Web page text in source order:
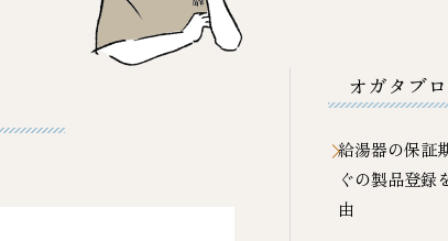
オガタブ
給湯器の保証
ぐの製品登録
由